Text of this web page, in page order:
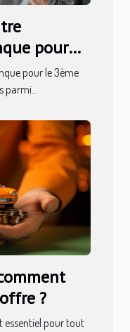
pour
pour le 3ème
parmi...
?
essentiel pour tout